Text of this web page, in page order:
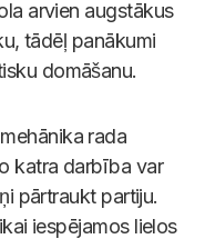
arvien augstākus
tādēļ panākumi
domāšanu.
rada
katra darbība var
pārtraukt partiju.
iespējamos lielos